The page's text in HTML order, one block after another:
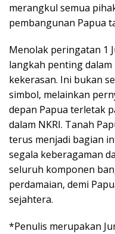
merangkul semua
pembangunan Papua
Menolak peringatan 1
langkah penting
kekerasan. Ini bukan
simbol, melainkan
depan Papua terletak
dalam NKRI. Tanah
terus menjadi bagian
segala keberagaman
seluruh komponen
perdamaian, demi
sejahtera.
*Penulis merupakan